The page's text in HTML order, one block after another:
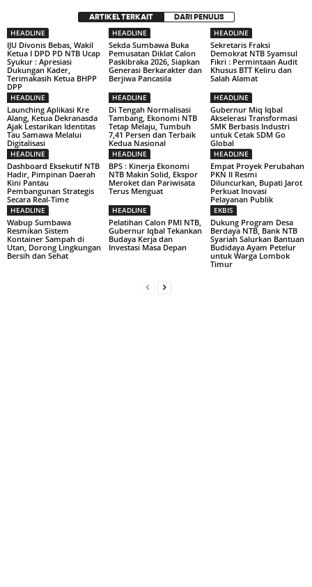
ARTIKEL TERKAIT DARI PENULIS
HEADLINE
IJU Divonis Bebas, Wakil
Ketua I DPD PD NTB Ucap
Syukur : Apresiasi
Dukungan Kader,
Terimakasih Ketua BHPP
DPP
HEADLINE
Sekda Sumbawa Buka
Pemusatan Diklat Calon
Paskibraka 2026, Siapkan
Generasi Berkarakter dan
Berjiwa Pancasila
HEADLINE
Sekretaris Fraksi
Demokrat NTB Syamsul
Fikri : Permintaan Audit
Khusus BTT Keliru dan
Salah Alamat
HEADLINE
Launching Aplikasi Kre
Alang, Ketua Dekranasda
Ajak Lestarikan Identitas
Tau Samawa Melalui
Digitalisasi
HEADLINE
Di Tengah Normalisasi
Tambang, Ekonomi NTB
Tetap Melaju, Tumbuh
7,41 Persen dan Terbaik
Kedua Nasional
HEADLINE
Gubernur Miq Iqbal
Akselerasi Transformasi
SMK Berbasis Industri
untuk Cetak SDM Go
Global
HEADLINE
Dashboard Eksekutif NTB
Hadir, Pimpinan Daerah
Kini Pantau
Pembangunan Strategis
Secara Real-Time
HEADLINE
BPS : Kinerja Ekonomi
NTB Makin Solid, Ekspor
Meroket dan Pariwisata
Terus Menguat
HEADLINE
Empat Proyek Perubahan
PKN II Resmi
Diluncurkan, Bupati Jarot
Perkuat Inovasi
Pelayanan Publik
HEADLINE
Wabup Sumbawa
Resmikan Sistem
Kontainer Sampah di
Utan, Dorong Lingkungan
Bersih dan Sehat
HEADLINE
Pelatihan Calon PMI NTB,
Gubernur Iqbal Tekankan
Budaya Kerja dan
Investasi Masa Depan
EKBIS
Dukung Program Desa
Berdaya NTB, Bank NTB
Syariah Salurkan Bantuan
Budidaya Ayam Petelur
untuk Warga Lombok
Timur